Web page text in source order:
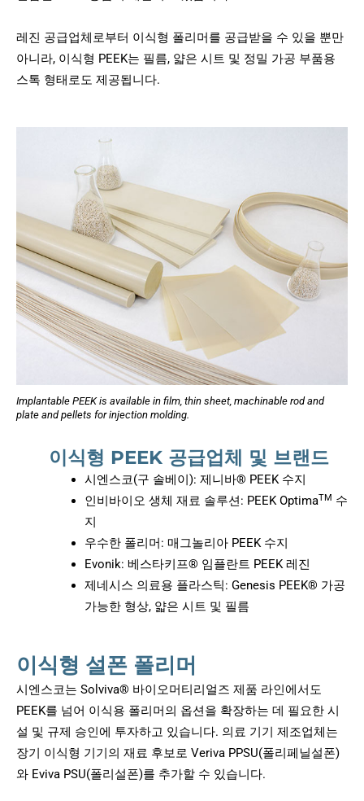
레진 공급업체로부터 이식형 폴리머를 공급받을 수 있을 뿐만
아니라, 이식형 PEEK는 필름, 얇은 시트 및 정밀 가공 부품용
스톡 형태로도 제공됩니다.
Implantable PEEK is available in film, thin sheet, machinable rod and
plate and pellets for injection molding.
이식형 PEEK 공급업체 및 브랜드
시엔스코(구 솔베이): 제니바® PEEK 수지
인비바이오 생체 재료 솔루션: PEEK OptimaTM 수
지
우수한 폴리머: 매그놀리아 PEEK 수지
Evonik: 베스타키프® 임플란트 PEEK 레진
제네시스 의료용 플라스틱: Genesis PEEK® 가공
가능한 형상, 얇은 시트 및 필름
이식형 설폰 폴리머
시엔스코는 Solviva® 바이오머티리얼즈 제품 라인에서도
PEEK를 넘어 이식용 폴리머의 옵션을 확장하는 데 필요한 시
설 및 규제 승인에 투자하고 있습니다. 의료 기기 제조업체는
장기 이식형 기기의 재료 후보로 Veriva PPSU(폴리페닐설폰)
와 Eviva PSU(폴리설폰)를 추가할 수 있습니다.